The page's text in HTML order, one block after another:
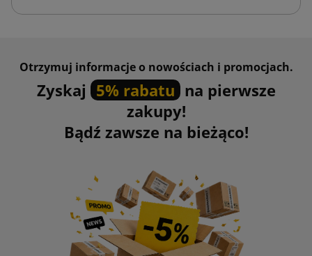
Otrzymuj informacje o nowościach i promocjach.
Zyskaj 5% rabatu na pierwsze
zakupy!
Bądź zawsze na bieżąco!